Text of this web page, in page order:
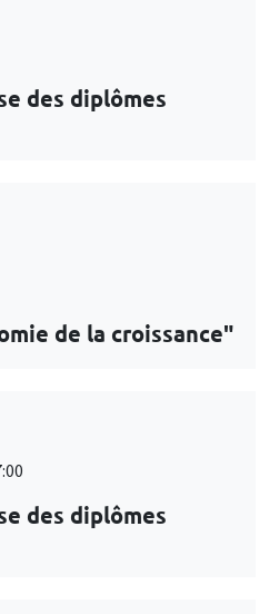
des diplômes
de la croissance"
des diplômes